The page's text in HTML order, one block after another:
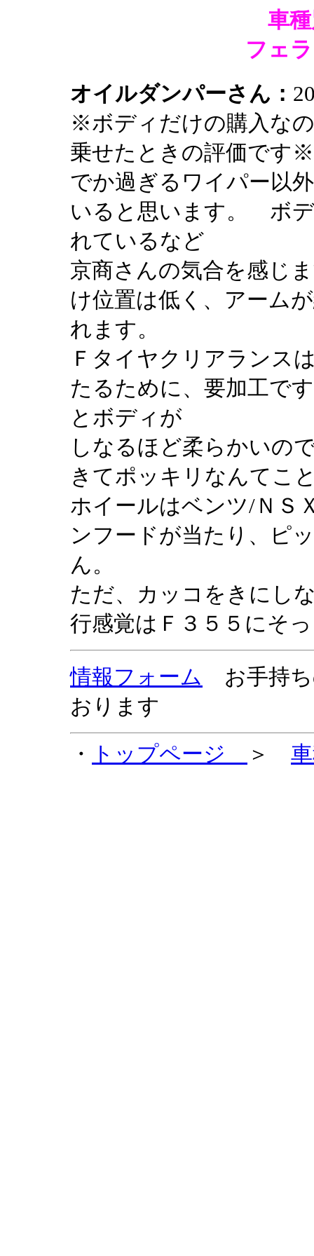
車
フェ
オイルダンパーさん：
※ボディだけの購入な
乗せたときの評価です※
でか過ぎるワイパー以
いると思います。 ボ
れているなど
京商さんの気合を感じ
け位置は低く、アーム
れます。
Ｆタイヤクリアランス
たるために、要加工で
とボディが
しなるほど柔らかいの
きてポッキリなんてこ
ホイールはベンツ/Ｎ
ンフードが当たり、ピ
ん。
ただ、カッコをきにし
行感覚はＦ３５５にそ
情報フォーム お手持ち
おります
・
トップページ ＞